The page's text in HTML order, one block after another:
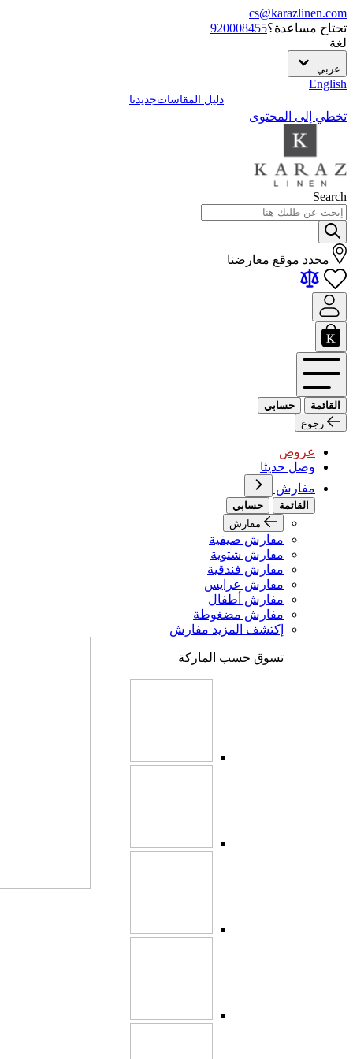
cs@karazlinen.com
تحتاج مساعدة؟920008455
لغة
عربي
English
دليل المقاساتجديدنا
تخطي إلى المحتوى
Search
محدد موقع معارضنا
القائمة
حسابي
رجوع
عروض
وصل حديثا
مفارش
القائمة
حسابي
مفارش
مفارش صيفية
مفارش شتوية
مفارش فندقية
مفارش عرايس
مفارش أطفال
مفارش مضغوطة
إكتشف المزيد مفارش
تسوق حسب الماركة